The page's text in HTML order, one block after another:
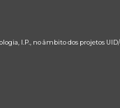
I.P., no âmbito dos projetos